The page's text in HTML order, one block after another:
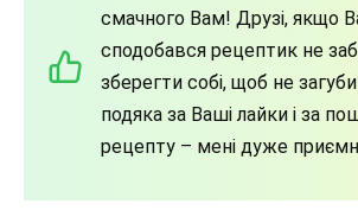
смачного Вам! Друзі, якщо
сподобався рецептик не
зберегти собі, щоб не
подяка за Ваші лайки і за
рецепту – мені дуже